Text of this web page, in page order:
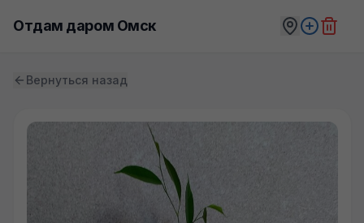
Отдам даром Омск
Вернуться назад